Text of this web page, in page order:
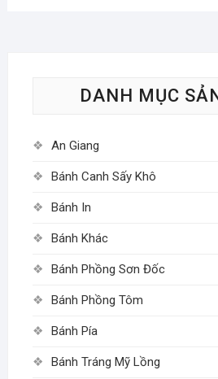
có
trên
DANH MỤC
An Giang
Bánh Canh Sấy Khô
Bánh In
Bánh Khác
Bánh Phồng Sơn Đốc
Bánh Phồng Tôm
Bánh Pía
Bánh Tráng Mỹ Lồng